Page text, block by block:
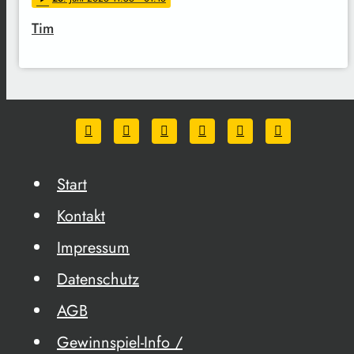
Tim
Start
Kontakt
Impressum
Datenschutz
AGB
Gewinnspiel-Info /